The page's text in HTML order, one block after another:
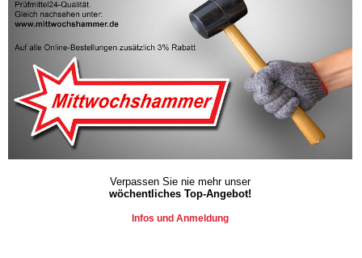
Verpassen Sie nie mehr unser
wöchentliches Top-Angebot!
Infos und Anmeldung